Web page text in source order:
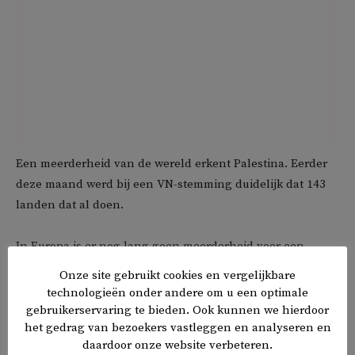
Een meerderheid van de wereld erkent Palestina. Eerder
deze maand werd bij een VN-stemming duidelijk dat 143
landen dat al doen.
In Europa is er nog lang geen meerderheid voor een
EU-lidstaten erkennen Palestina op dit moment.
Nederland valt daar niet onder enonthieldzich vorige
maand van een VN-stemming over Palestina als
volwaardig lid.
Onze site gebruikt cookies en vergelijkbare
technologieën onder andere om u een optimale
gebruikerservaring te bieden. Ook kunnen we hierdoor
het gedrag van bezoekers vastleggen en analyseren en
daardoor onze website verbeteren.